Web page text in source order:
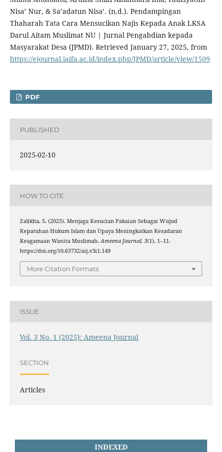
Nisa’ Nur, & Sa’adatun Nisa’. (n.d.). Pendampingan
Thaharah Tata Cara Mensucikan Najis Kepada Anak LKSA
Darul Aitam Muslimat NU | Jurnal Pengabdian kepada
Masyarakat Desa (JPMD). Retrieved January 27, 2025, from
https://ejournal.iaifa.ac.id/index.php/JPMD/article/view/1509
PDF
PUBLISHED
2025-02-10
HOW TO CITE
Zalikha, S. (2025). Menjaga Kesucian Pakaian Sebagai Wujud
Kepatuhan Hukum Islam dan Upaya Meningkatkan Kesadaran
Keagamaan Wanita Muslimah.Ameena Journal, 3(1), 1–11.
https://doi.org/10.63732/aij.v3i1.149
More Citation Formats
ISSUE
Vol. 3 No. 1 (2025): Ameena Journal
SECTION
Articles
INDEXED